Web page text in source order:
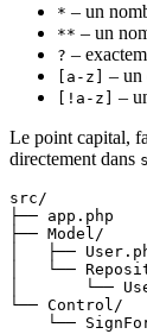
* – un
** – un
? –
[a-z]
– un
[!a-z] –
Le point capital,
directement dans
src/
├── app.php
├── Model/
│   ├──
│   └──
│       └──
└── Control/
└──